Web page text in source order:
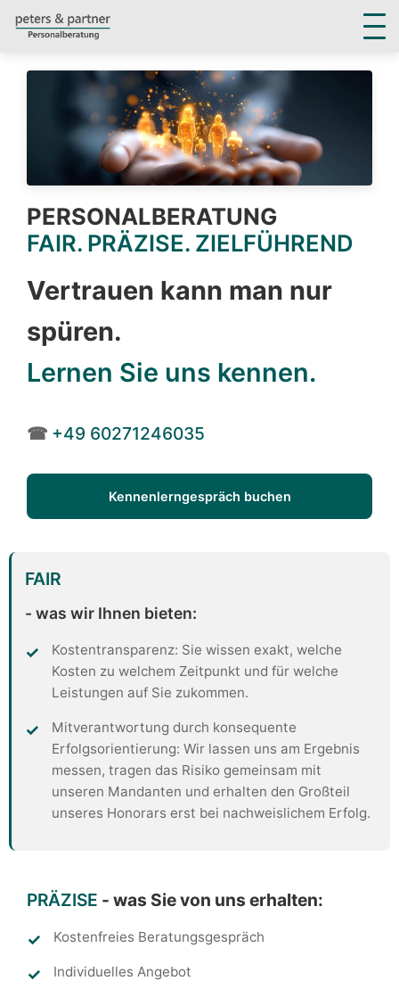
Persönlichkeits-Diagnostik
Unternehmer-Sparring
Mindset Akademie
PERSONALBERATUNG
FAIR. PRÄZISE. ZIELFÜHREND
Vertrauen kann man nur
spüren.
Lernen Sie uns kennen.
☎ +49 60271246035
Kennenlerngespräch buchen
FAIR
- was wir Ihnen bieten:
Kostentransparenz: Sie wissen exakt, welche
Kosten zu welchem Zeitpunkt und für welche
Leistungen auf Sie zukommen.
Mitverantwortung durch konsequente
Erfolgsorientierung: Wir lassen uns am Ergebnis
messen, tragen das Risiko gemeinsam mit
unseren Mandanten und erhalten den Großteil
unseres Honorars erst bei nachweislichem Erfolg.
PRÄZISE - was Sie von uns erhalten:
Kostenfreies Beratungsgespräch
Individuelles Angebot